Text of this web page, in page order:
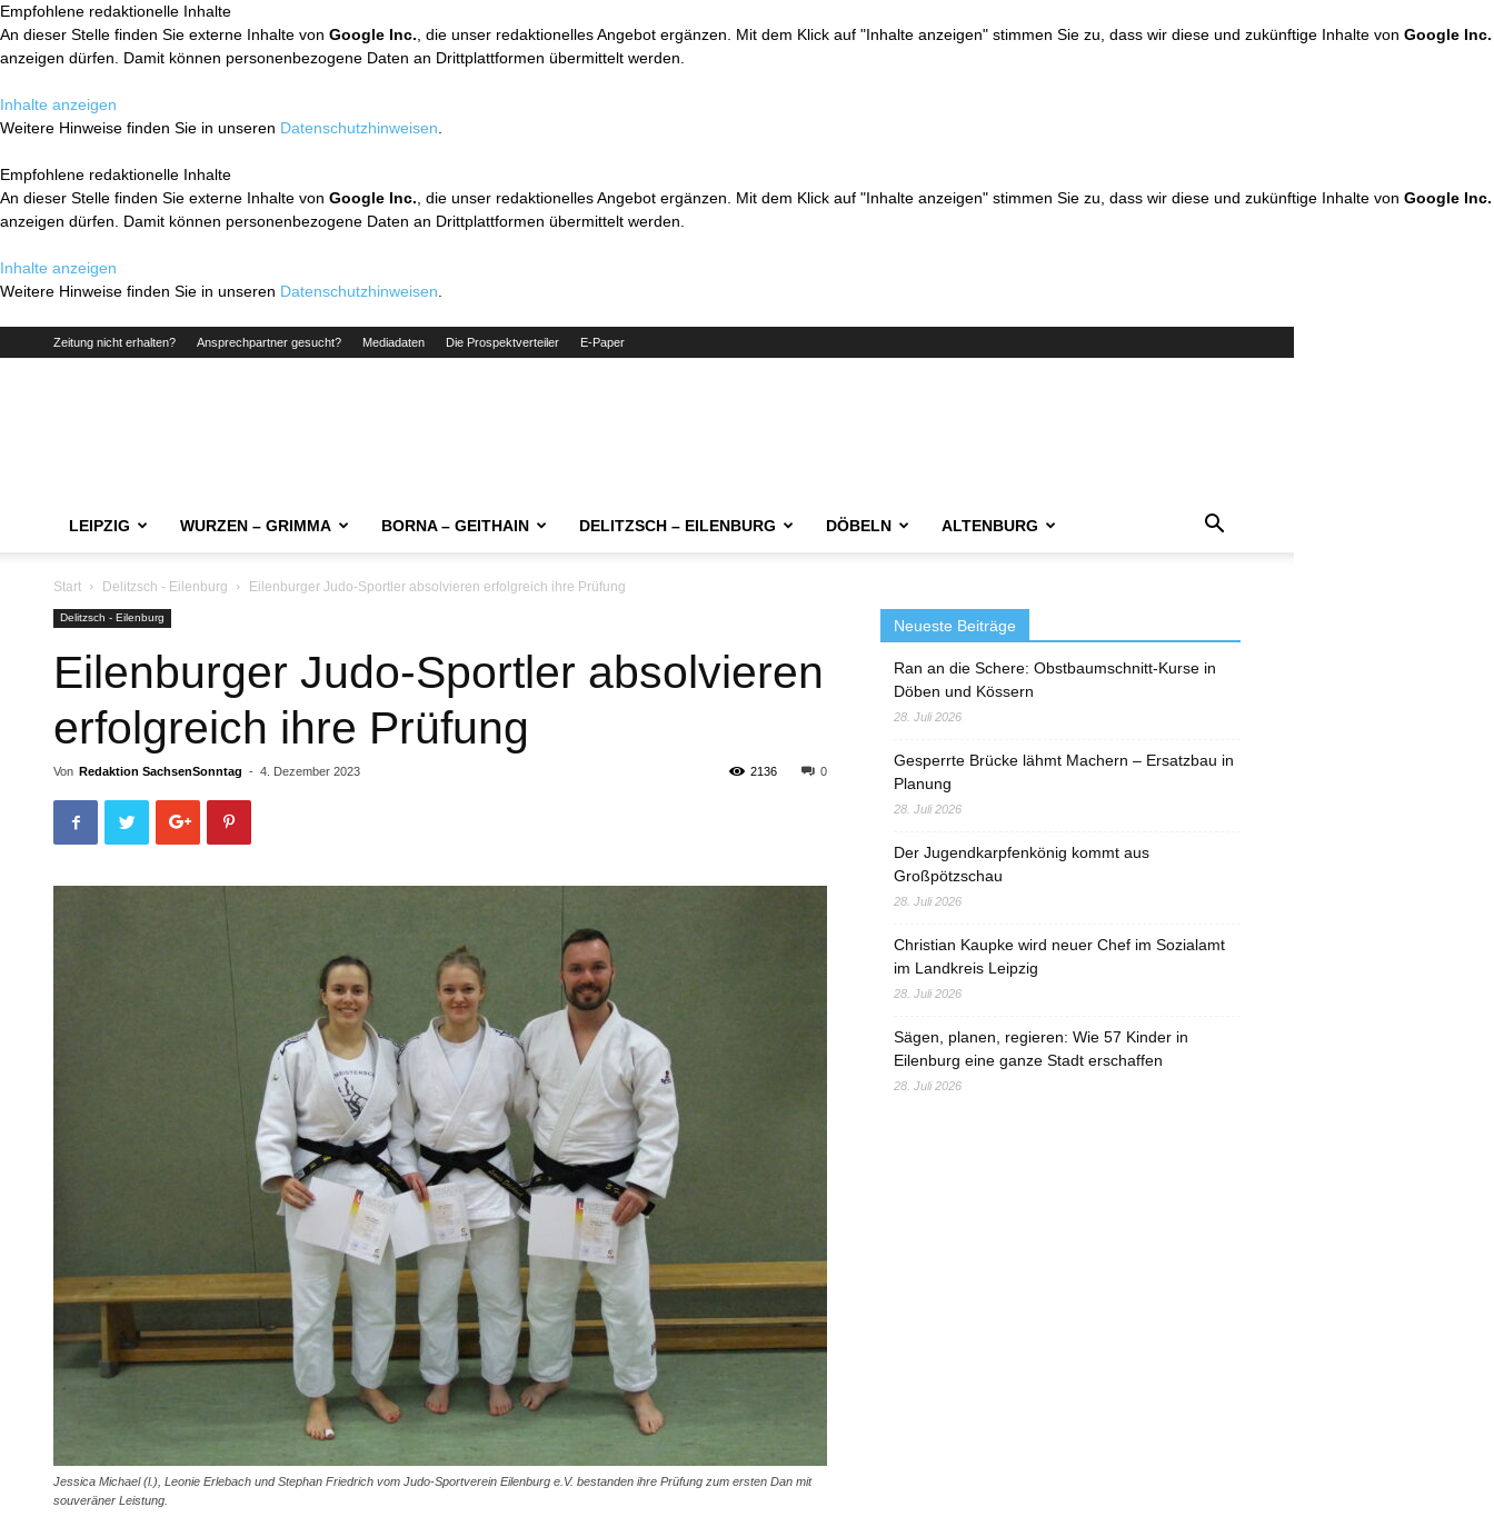
Empfohlene redaktionelle Inhalte
An dieser Stelle finden Sie externe Inhalte von Google Inc. , die unser redaktionelles Angebot ergänzen. Mit dem Klick auf "Inhalte anzeigen" stimmen Sie zu, dass wir diese und zukünftige Inhalte von Google Inc.
anzeigen dürfen. Damit können personenbezogene Daten an Drittplattformen übermittelt werden.
Inhalte anzeigen
Weitere Hinweise finden Sie in unseren Datenschutzhinweisen
Empfohlene redaktionelle Inhalte
An dieser Stelle finden Sie externe Inhalte von Google Inc. , die unser redaktionelles Angebot ergänzen. Mit dem Klick auf "Inhalte anzeigen" stimmen Sie zu, dass wir diese und zukünftige Inhalte von Google Inc.
anzeigen dürfen. Damit können personenbezogene Daten an Drittplattformen übermittelt werden.
Inhalte anzeigen
Weitere Hinweise finden Sie in unseren Datenschutzhinweisen
Zeitung nicht erhalten? Ansprechpartner gesucht? Mediadaten Die Prospektverteiler E-Paper
LEIPZIG WURZEN – GRIMMA BORNA – GEITHAIN DELITZSCH – EILENBURG DÖBELN ALTENBURG
Start Delitzsch - Eilenburg Eilenburger Judo-Sportler absolvieren erfolgreich ihre Prüfung
Delitzsch - Eilenburg
Eilenburger Judo-Sportler absolvieren
erfolgreich ihre Prüfung
Von Redaktion SachsenSonntag - 4. Dezember 2023 0
2136
Jessica Michael (l.), Leonie Erlebach und Stephan Friedrich vom Judo-Sportverein Eilenburg e.V. bestanden ihre Prüfung zum ersten Dan mit
souveräner Leistung.
Neueste Beiträge
Ran an die Schere: Obstbaumschnitt-Kurse in
Döben und Kössern
28. Juli 2026
Gesperrte Brücke lähmt Machern – Ersatzbau in
Planung
28. Juli 2026
Der Jugendkarpfenkönig kommt aus
Großpötzschau
28. Juli 2026
Christian Kaupke wird neuer Chef im Sozialamt
im Landkreis Leipzig
28. Juli 2026
Sägen, planen, regieren: Wie 57 Kinder in
Eilenburg eine ganze Stadt erschaffen
28. Juli 2026